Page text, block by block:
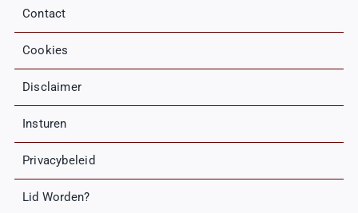
Contact
Cookies
Disclaimer
Insturen
Privacybeleid
Lid Worden?